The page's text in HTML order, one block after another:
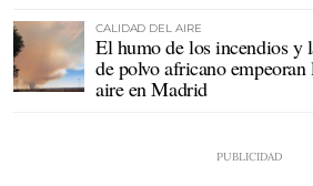
CALIDAD DEL AIRE
El humo de los incendios y
de polvo africano
aire en Madrid